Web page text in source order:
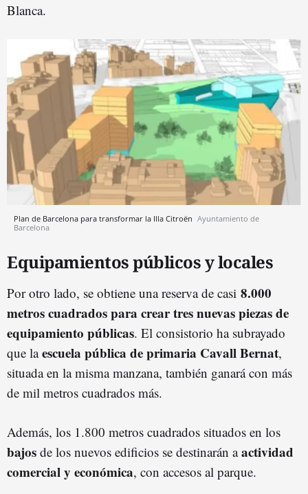
Blanca.
Plan de Barcelona para transformar la Illa Citroën Ayuntamiento de
Barcelona
Equipamientos públicos y locales
Por otro lado, se obtiene una reserva de casi 8.000
metros cuadrados para crear tres nuevas piezas de
equipamiento públicas. El consistorio ha subrayado
que laescuela pública de primaria Cavall Bernat,
situada en la misma manzana, también ganará con más
de mil metros cuadrados más.
Además, los 1.800 metros cuadrados situados en los
bajos de los nuevos edificios se destinarán aactividad
comercial y económica, con accesos al parque.